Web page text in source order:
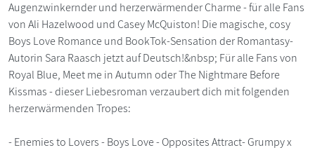
Augenzwinkernder und herzerwärmender Charme - für alle Fans
von Ali Hazelwood und Casey McQuiston! Die magische, cosy
Boys Love Romance und BookTok-Sensation der Romantasy-
Autorin Sara Raasch jetzt auf Deutsch!&nbsp; Für alle Fans von
Royal Blue, Meet me in Autumn oder The Nightmare Before
Kissmas - dieser Liebesroman verzaubert dich mit folgenden
herzerwärmenden Tropes:
- Enemies to Lovers - Boys Love - Opposites Attract- Grumpy x